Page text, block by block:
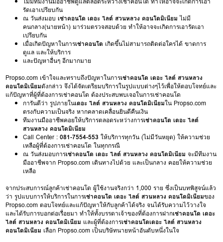
รัดเอาเปรียบกัน
ณ วันส่งมอบเช่าคอนโด เดอะ ไลต์ สวนหลวง คอนโดมิเนียม ไม่มี
คนกลาง(นายหน้า) มาร่วมตรวจสอบด้วย ทำให้อาจจะเกิดการเอารัดเอา
เปรียบกัน
เมื่อเกิดปัญหาในการเช่าคอนโด เกิดขึ้นไม่สามารถติดต่อใครได้ ขาดการ
ดูแล และให้บริการ
และปัญหาอื่นๆ อีกมากมาย
Propso.com เข้าใจและทราบถึงปัญหาในการเช่าคอนโด เดอะ ไลต์ สวนหลวง
คอนโดมิเนียมดังกล่าว จึงได้จัดเตรียมบริการในรูปแบบต่างๆไว้เพื่อให้ตอบโจทย์และ
แก้ปัญหาที่ผู้ที่ต้องการเช่าคอนโด ต้องประสบพบเจอในการเช่าคอนโด
การันตีว่า รูปภายในเดอะ ไลต์ สวนหลวง คอนโดมิเนียมใน Propso.com
ตรงกับความเป็นจริง หากคลาดเคลื่อนยินดีคืนเงิน
ทีมงานมืออาชีพคอยให้บริการตลอดระหว่างการเช่าคอนโด เดอะ ไลต์
สวนหลวง คอนโดมิเนียม
Call Center :081-7554-553 ให้บริการทุกวัน (ไม่มีวันหยุด) ให้ความช่วย
เหลือผู้ที่ต้องการเช่าคอนโด ในทุกกรณี
ณ วันส่งมอบการเช่าคอนโด เดอะ ไลต์ สวนหลวง คอนโดมิเนียม จะมีทีมงาน
มืออาชีพจาก Propso.com เดินทางไปด้วย และเป็นกลาง คอยให้ความช่วย
เหลือ
จากประสบการณ์ลูกค้าเช่าคอนโด ผู้ใช้งานจริงกว่า 1,000 ราย ซึ่งเป็นบทพิสูจน์แล้ว
ว่า รูปแบบการให้บริการในการเช่าคอนโด เดอะ ไลต์ สวนหลวง คอนโดมิเนียมของ
Propso.com ตอบโจทย์และแก้ปัญหาให้กับลูกค้าได้จริง จนได้รับความไว้วางใจ
และได้รับการบอกต่อเรื่อยมา ทำให้ทั้งบรรดาเจ้าของที่ต้องการฝากเช่าคอนโด เดอะ
ไลต์ สวนหลวง คอนโดมิเนียม และผู้ที่ต้องการเช่าคอนโดเดอะ ไลต์ สวนหลวง
คอนโดมิเนียม เลือก Propso.com เป็นบริษัทนายหน้าอันดับหนึ่งในใจ